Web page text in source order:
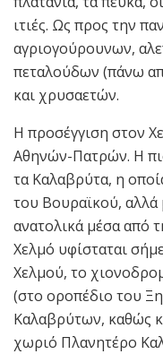
ιτιές. Ως προς την
αγριογούρουνων,
πεταλούδων (πάνω
και χρυσαετών.
Η προσέγγιση στον
Αθηνών-Πατρών. Η
τα Καλαβρύτα, η
του Βουραϊκού, αλλά
ανατολικά μέσα από
Χελμό υφίσταται
Χελμού, το
(στο οροπέδιο του
Καλαβρύτων, καθώς
χωριό Πλανητέρο